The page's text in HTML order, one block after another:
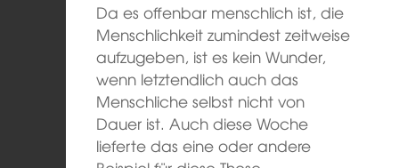
Da es offenbar menschlich ist, die
Menschlichkeit zumindest zeitweise
aufzugeben, ist es kein Wunder,
wenn letztendlich auch das
Menschliche selbst nicht von
Dauer ist. Auch diese Woche
lieferte das eine oder andere